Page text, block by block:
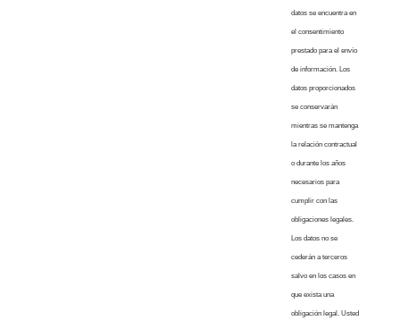
datos se encuentra en
el consentimiento
prestado para el envío
de información. Los
datos proporcionados
se conservarán
mientras se mantenga
la relación contractual
o durante los años
necesarios para
cumplir con las
obligaciones legales.
Los datos no se
cederán a terceros
salvo en los casos en
que exista una
obligación legal. Usted